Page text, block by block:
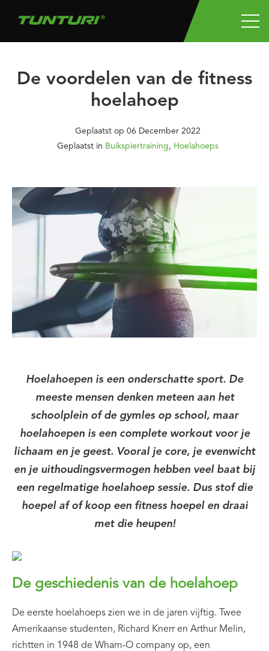
De voordelen van de fitness
hoelahoep
Geplaatst op 06 December 2022
Geplaatst in Buikspiertraining, Hoelahoeps
Hoelahoepen is een onderschatte sport. De
meeste mensen denken meteen aan het
schoolplein of de gymles op school, maar
hoelahoepen is een complete workout voor je
lichaam en je geest. Vooral je core, je evenwicht
en je uithoudingsvermogen hebben veel baat bij
een regelmatige hoelahoep sessie. Dus stof die
hoepel af of koop een fitness hoepel en draai
met die heupen!
De geschiedenis van de hoelahoep
De eerste hoelahoeps zien we in de jaren vijftig. Twee
Amerikaanse studenten, Richard Knerr en Arthur Melin,
richtten in 1948 de Wham-O company op, een